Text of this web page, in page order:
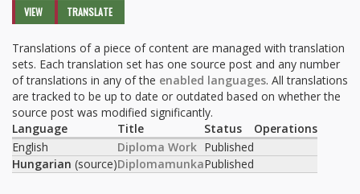
Primary tabs
VIEW TRANSLATE
Translations of a piece of content are managed with translation
sets. Each translation set has one source post and any number
of translations in any of the enabled languages. All translations
are tracked to be up to date or outdated based on whether the
source post was modified significantly.
Language
Title Status
Operations
English
Diploma Work Published
Hungarian (source)DiplomamunkaPublished